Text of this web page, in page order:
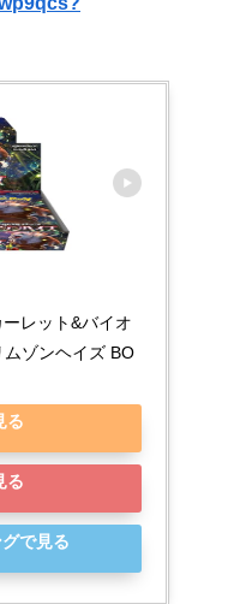
レット&バイオ
ゾンヘイズ BO
る
る
で見る